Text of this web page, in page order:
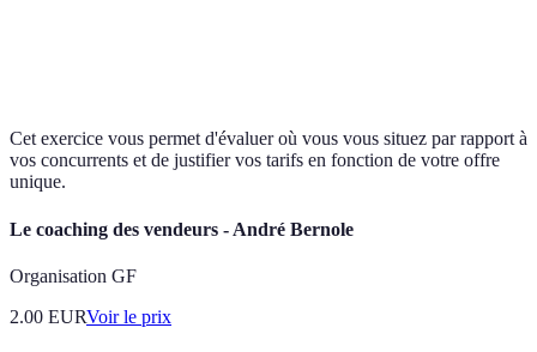
Cet exercice vous permet d'évaluer où vous vous situez par rapport à
vos concurrents et de justifier vos tarifs en fonction de votre offre
unique.
Le coaching des vendeurs - André Bernole
Organisation GF
2.00 EURVoir le prix